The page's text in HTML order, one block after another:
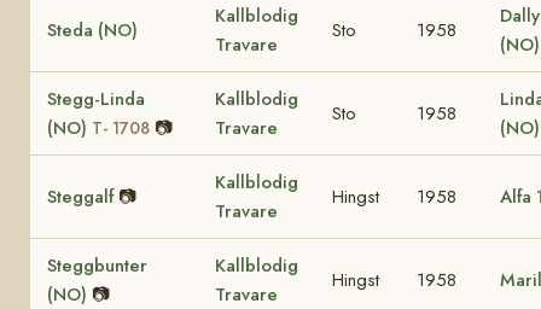
Steda (NO)
Kallblodig
Travare
Sto 1958
(NO)
Stegg-Linda
(NO) T- 1708 📷
Kallblodig
Travare
Sto 1958
Steggalf 📷
Kallblodig
Travare
Hingst 1958 Alfa
Steggbunter
(NO) 📷
Kallblodig
Travare
Hingst 1958